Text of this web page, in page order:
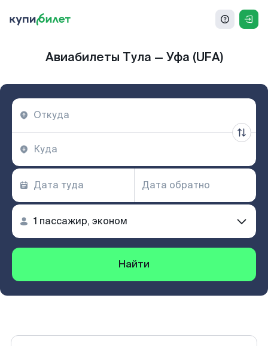
Авиабилеты Тула — Уфа (UFA)
Найти